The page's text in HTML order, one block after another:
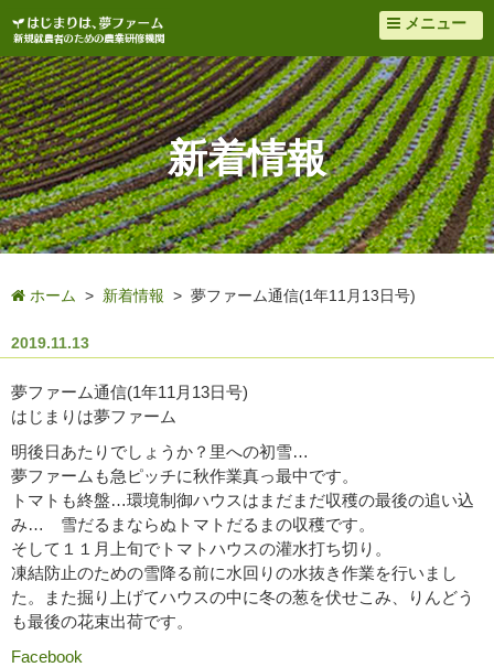
メニュー
新着情報
ホーム > 新着情報 > 夢ファーム通信(1年11月13日号)
2019.11.13
夢ファーム通信(1年11月13日号)
はじまりは夢ファーム
明後日あたりでしょうか？里への初雪…
夢ファームも急ピッチに秋作業真っ最中です。
トマトも終盤…環境制御ハウスはまだまだ収穫の最後の追い込
み… 雪だるまならぬトマトだるまの収穫です。
そして１１月上旬でトマトハウスの灌水打ち切り。
凍結防止のための雪降る前に水回りの水抜き作業を行いまし
た。また掘り上げてハウスの中に冬の葱を伏せこみ、りんどう
も最後の花束出荷です。
Facebook